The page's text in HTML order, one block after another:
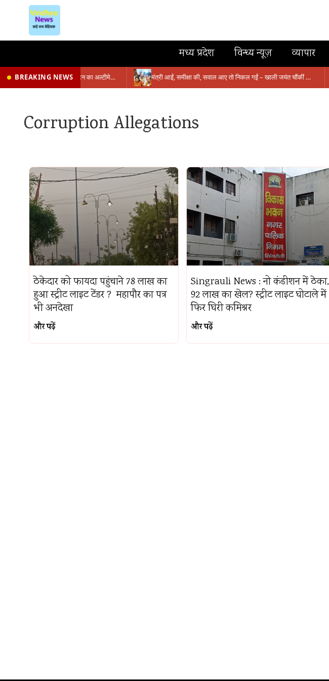
मध्य प्रदेश विन्ध्य न्यूज़ व्यापार
BREAKING NEWS प्रभारी मंत्री के निशाने पर नगर निगम,अफसरों को 10 दिन का अल्टीमेटम,नहीं होगी कार्रवाई, महापौर-आयुक्त के बीच सौहार्दहीनता पर मंत्री ने उठाए सवाल मंत्री आईं, समीक्षा की, सवाल आए तो निकल गईं – खाली जयंत चौंकीं पर नहीं दिया जवाब
Corruption Allegations
ठेकेदार को फायदा पहुंचाने 78 लाख का
हुआ स्ट्रीट लाइट टेंडर ? महापौर का पत्र
भी अनदेखा
और पढ़ें
Singrauli News : नो कंडीशन में ठेका,
92 लाख का खेल? स्ट्रीट लाइट घोटाले में
फिर घिरी कमिश्नर
और पढ़ें